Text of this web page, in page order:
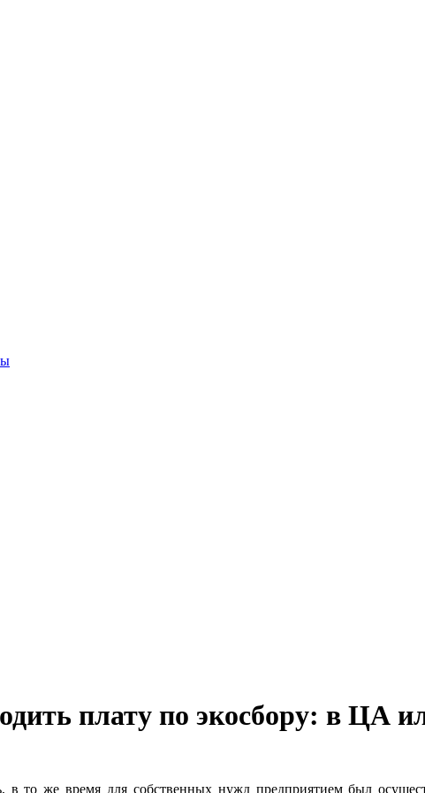
плату по экосбору: в ЦА
то же время для собственных нужд предприятием был